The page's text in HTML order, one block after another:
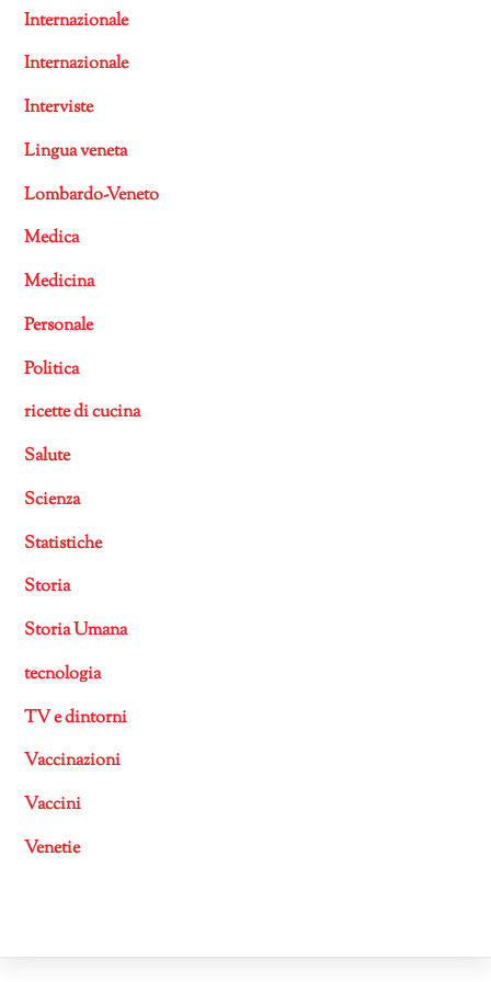
Internazionale
Internazionale
Interviste
Lingua veneta
Lombardo-Veneto
Medica
Medicina
Personale
Politica
ricette di cucina
Salute
Scienza
Statistiche
Storia
Storia Umana
tecnologia
TV e dintorni
Vaccinazioni
Vaccini
Venetie